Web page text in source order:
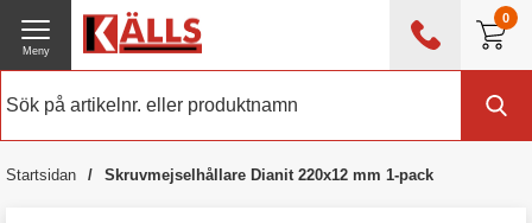
0
0476 - 214 80
Meny
Startsidan Skruvmejselhållare Dianit 220x12 mm 1-pack